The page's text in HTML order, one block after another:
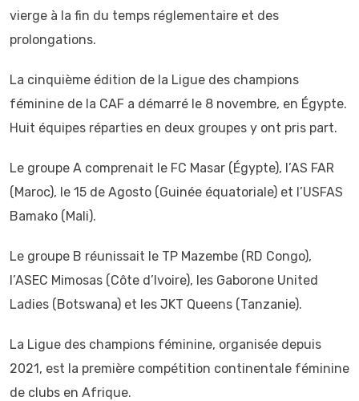
vierge à la fin du temps réglementaire et des
prolongations.
La cinquième édition de la Ligue des champions
féminine de la CAF a démarré le 8 novembre, en Égypte.
Huit équipes réparties en deux groupes y ont pris part.
Le groupe A comprenait le FC Masar (Égypte), l’AS FAR
(Maroc), le 15 de Agosto (Guinée équatoriale) et l’USFAS
Bamako (Mali).
Le groupe B réunissait le TP Mazembe (RD Congo),
l’ASEC Mimosas (Côte d’Ivoire), les Gaborone United
Ladies (Botswana) et les JKT Queens (Tanzanie).
La Ligue des champions féminine, organisée depuis
2021, est la première compétition continentale féminine
de clubs en Afrique.